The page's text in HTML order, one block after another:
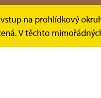
na prohlídkový
V těchto